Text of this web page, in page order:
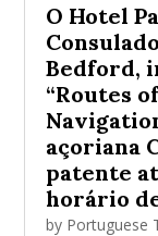
O Hotel
Bedford,
“Routes
açoriana
patente
horário
by Portuguese